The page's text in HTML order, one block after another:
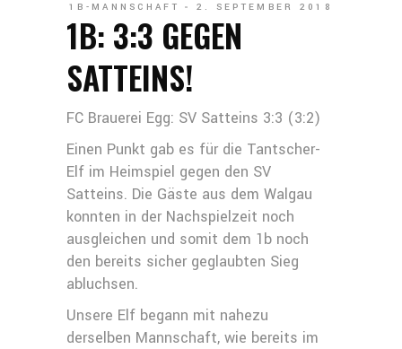
1B-MANNSCHAFT 2. SEPTEMBER 2018
1B: 3:3 GEGEN
SATTEINS!
FC Brauerei Egg: SV Satteins 3:3 (3:2)
Einen Punkt gab es für die Tantscher-
Elf im Heimspiel gegen den SV
Satteins. Die Gäste aus dem Walgau
konnten in der Nachspielzeit noch
ausgleichen und somit dem 1b noch
den bereits sicher geglaubten Sieg
abluchsen.
Unsere Elf begann mit nahezu
derselben Mannschaft, wie bereits im